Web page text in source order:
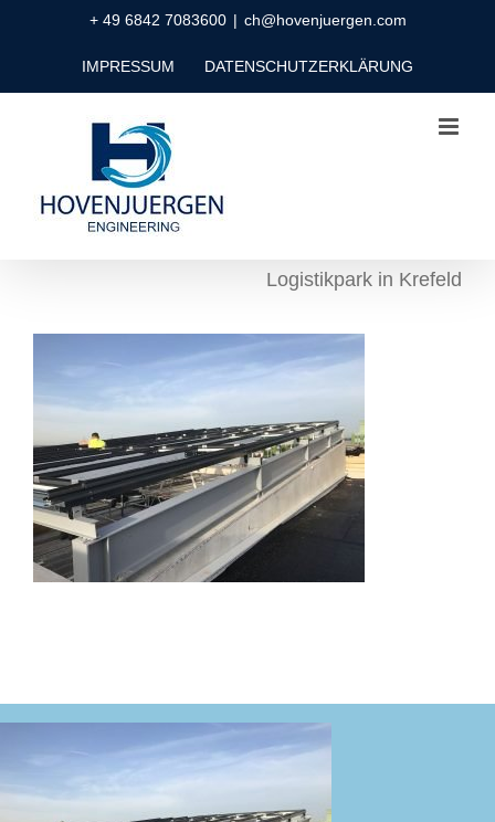
+ 49 6842 7083600 | ch@hovenjuergen.com
IMPRESSUM DATENSCHUTZERKLÄRUNG
Logistikpark in Krefeld